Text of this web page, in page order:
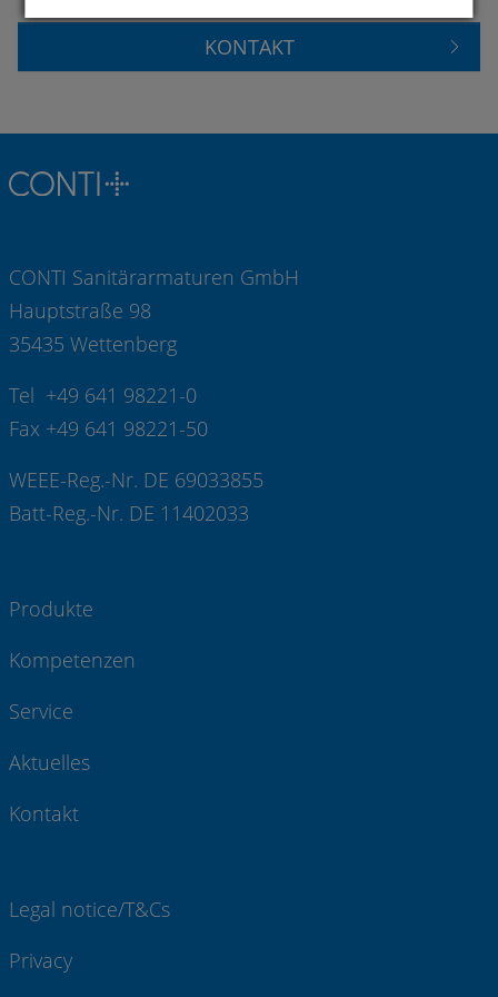
KONTAKT
CONTI Sanitärarmaturen GmbH
Hauptstraße 98
35435 Wettenberg
Tel +49 641 98221-0
Fax +49 641 98221-50
WEEE-Reg.-Nr. DE 69033855
Batt-Reg.-Nr. DE 11402033
Produkte
Kompetenzen
Service
Aktuelles
Kontakt
Legal notice/T&Cs
Privacy